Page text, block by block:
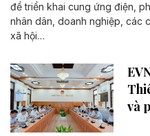
để triển khai cung ứng điện,
nhân dân, doanh nghiệp, các
xã hội…
và